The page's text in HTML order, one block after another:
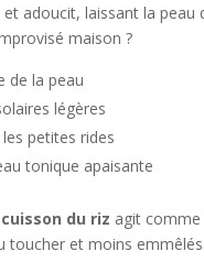
adoucit, laissant la
maison ?
de la peau
légères
petites rides
tonique apaisante
du riz agit comme
toucher et moins